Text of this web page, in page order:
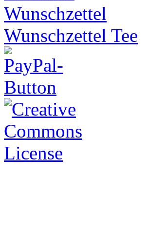
Wunschzettel Tee